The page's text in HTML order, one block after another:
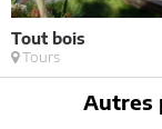
Tout bois
Tours
Autres